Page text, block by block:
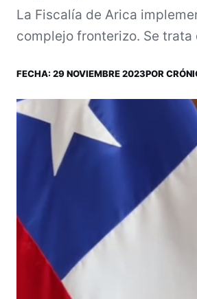
La Fiscalía de Arica
complejo fronterizo. Se trata
FECHA: 29 NOVIEMBRE 2023POR